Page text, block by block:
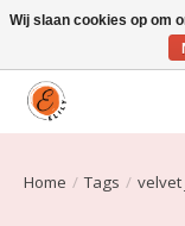
Elily is er om jou te laten
Home / Tags / velvet
Wij slaan cookies op om